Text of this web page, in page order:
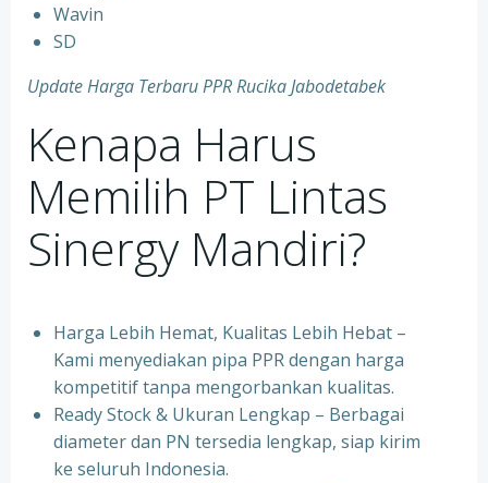
⁠Wavin
⁠SD
Update Harga Terbaru PPR Rucika Jabodetabek
Kenapa Harus
Memilih PT Lintas
Sinergy Mandiri?
Harga Lebih Hemat, Kualitas Lebih Hebat –
Kami menyediakan pipa PPR dengan harga
kompetitif tanpa mengorbankan kualitas.
⁠Ready Stock & Ukuran Lengkap – Berbagai
diameter dan PN tersedia lengkap, siap kirim
ke seluruh Indonesia.